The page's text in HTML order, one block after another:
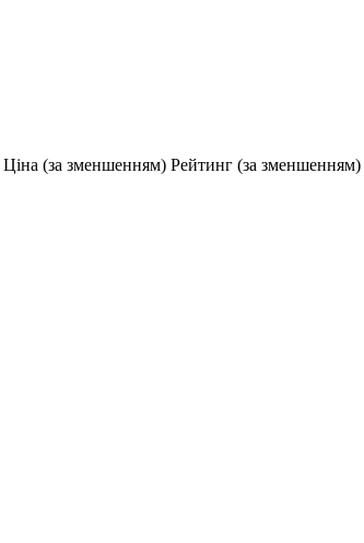
Ціна (за зменшенням) Рейтинг (за зменшенням)